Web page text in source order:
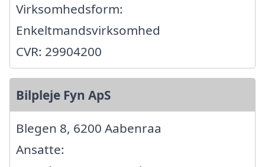
Virksomhedsform:
Enkeltmandsvirksomhed
CVR: 29904200
Bilpleje Fyn ApS
Blegen 8, 6200 Aabenraa
Ansatte: